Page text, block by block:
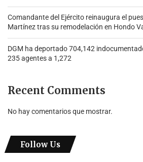
Comandante del Ejército reinaugura el
Martínez tras su remodelación en Hondo
DGM ha deportado 704,142
235 agentes a 1,272
Recent Comments
No hay comentarios que mostrar.
Follow Us